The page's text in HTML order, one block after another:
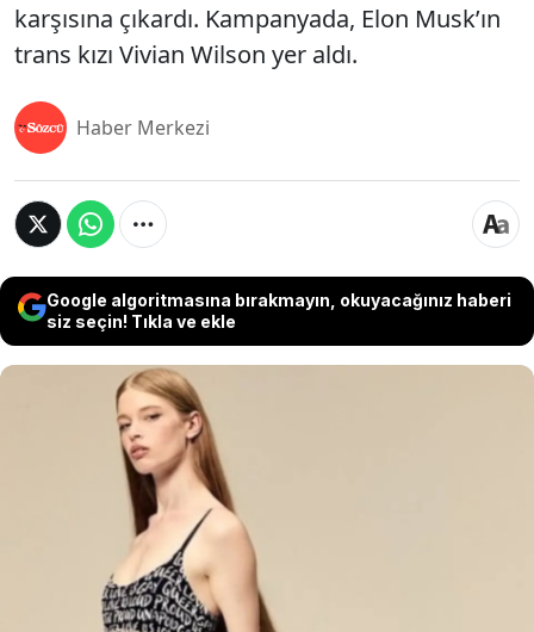
karşısına çıkardı. Kampanyada, Elon Musk’ın
trans kızı Vivian Wilson yer aldı.
Haber Merkezi
Google algoritmasına bırakmayın, okuyacağınız haberi
siz seçin! Tıkla ve ekle
Dünyaca ünlü şarkıcı ve iş insanı Rihanna, iç
çamaşırı markası için hazırladığı yeni reklam
kampanyasında dikkat çeken bir ismi kamera
karşısına çıkardı. Kampanyada, Elon Musk’ın
trans kızı Vivian Wilson yer aldı.